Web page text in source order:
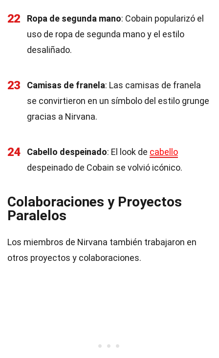
22 Ropa de segunda mano: Cobain popularizó el
uso de ropa de segunda mano y el estilo
desaliñado.
23 Camisas de franela: Las camisas de franela
se convirtieron en un símbolo del estilo grunge
gracias a Nirvana.
24 Cabello despeinado: El look de cabello
despeinado de Cobain se volvió icónico.
Colaboraciones y Proyectos
Paralelos
Los miembros de Nirvana también trabajaron en
otros proyectos y colaboraciones.